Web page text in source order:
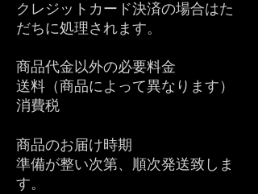
クレジットカード決済の場合はた
だちに処理されます。
商品代金以外の必要料金
送料（商品によって異なります）
消費税
商品のお届け時期
準備が整い次第、順次発送致しま
す。